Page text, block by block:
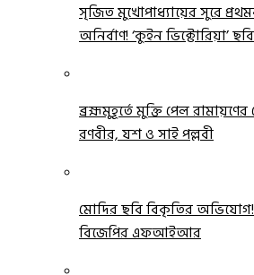
সৃজিত মুখোপাধ্যায়ের সুরে
অনির্বাণ! ‘কুইন ভিক্টোরিয়া’
ব্রহ্মমুহূর্তে মুক্তি পেল
রণবীর, যশ ও সাই পল্লবী
মোদির ছবি বিকৃতির অভিযোগ!
বিজেপির এফআইআর